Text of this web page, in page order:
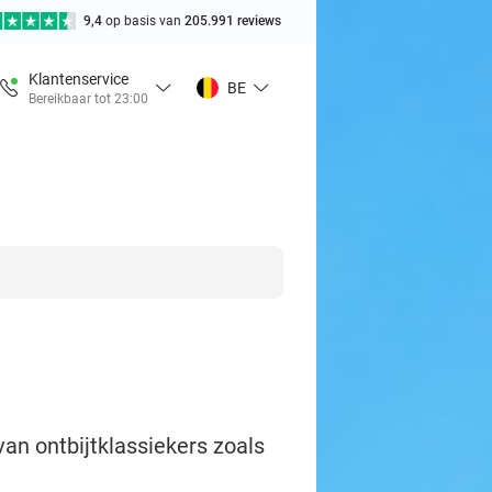
9,4 op basis van 205.991 reviews
Klantenservice
Bereikbaar tot 23:00
BE
ontbijtklassiekers zoals